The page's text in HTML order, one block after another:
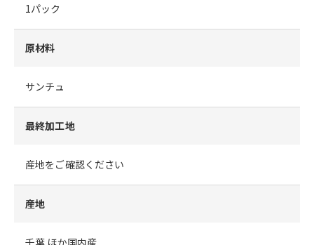
1パック
原材料
サンチュ
最終加工地
産地をご確認ください
産地
千葉 ほか国内産